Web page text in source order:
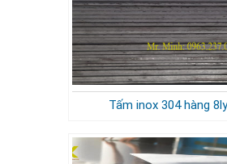
Tấm inox 304 hàng